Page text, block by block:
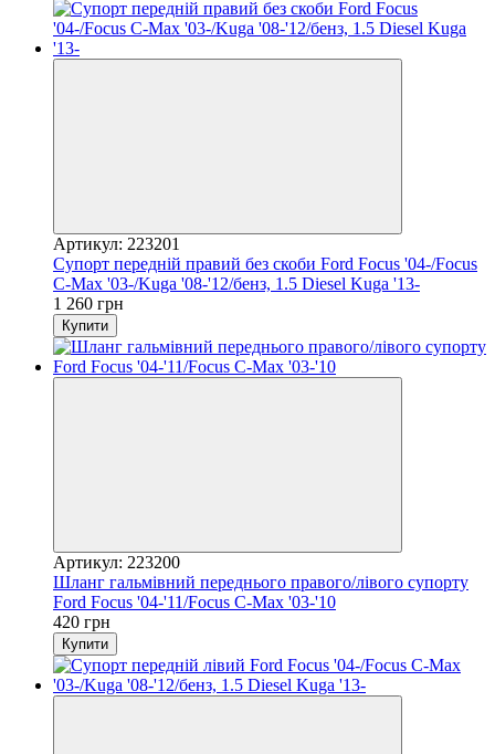
Артикул: 223201
Супорт передній правий без скоби Ford Focus '04-/Focus
C-Max '03-/Kuga '08-'12/бенз, 1.5 Diesel Kuga '13-
1 260 грн
Купити
Артикул: 223200
Шланг гальмівний переднього правого/лівого супорту
Ford Focus '04-'11/Focus C-Max '03-'10
420 грн
Купити